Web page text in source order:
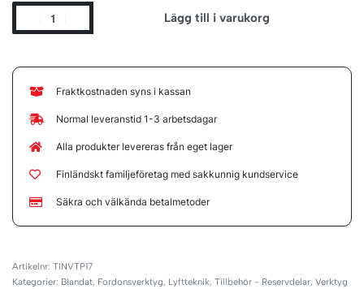
Lägg till i varukorg
Fraktkostnaden syns i kassan
Normal leveranstid 1-3 arbetsdagar
Alla produkter levereras från eget lager
Finländskt familjeföretag med sakkunnig kundservice
Säkra och välkända betalmetoder
TINVTP17
Kategorier: Blandat, Fordonsverktyg, Lyftteknik, Tillbehör - Reservdelar, Verktyg